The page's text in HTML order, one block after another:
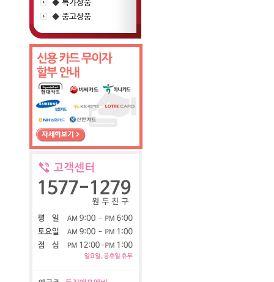
◆ 특가상품
◆ 중고상품